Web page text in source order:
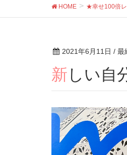
HOME ★幸せ100倍
2021年6月11日 / 最
新しい